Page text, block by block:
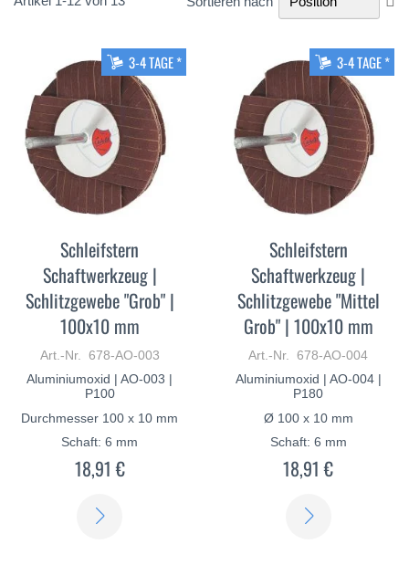
3-4 TAGE *
Schleifstern
Schaftwerkzeug |
Schlitzgewebe "Grob" |
100x10 mm
Art.-Nr. 678-AO-003
Aluminiumoxid | AO-003 |
P100
Durchmesser 100 x 10 mm
Schaft: 6 mm
18,91 €
3-4 TAGE *
Schleifstern
Schaftwerkzeug |
Schlitzgewebe "Mittel
Grob" | 100x10 mm
Art.-Nr. 678-AO-004
Aluminiumoxid | AO-004 |
P180
Ø 100 x 10 mm
Schaft: 6 mm
18,91 €